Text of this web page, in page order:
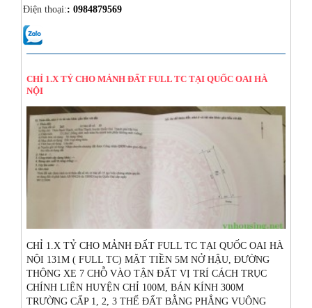
Điện thoại:: 0984879569
CHỈ 1.X TỶ CHO MẢNH ĐẤT FULL TC TẠI QUỐC OAI HÀ
NỘI
CHỈ 1.X TỶ CHO MẢNH ĐẤT FULL TC TẠI QUỐC OAI HÀ
NỘI 131M ( FULL TC) MẶT TIỀN 5M NỞ HẬU, ĐƯỜNG
THÔNG XE 7 CHỖ VÀO TẬN ĐẤT VỊ TRÍ CÁCH TRỤC
CHÍNH LIÊN HUYỆN CHỈ 100M, BÁN KÍNH 300M
TRƯỜNG CẤP 1, 2, 3 THẾ ĐẤT BẰNG PHẲNG VUÔNG